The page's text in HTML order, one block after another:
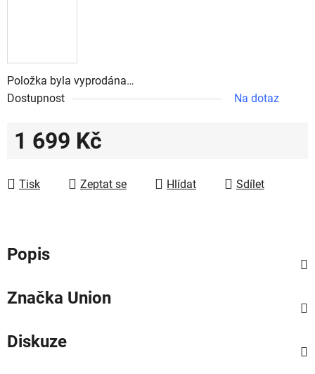
Položka byla vyprodána…
Dostupnost
Na dotaz
1 699 Kč
Tisk
Zeptat se Hlídat Sdílet
Popis
Značka Union
Diskuze